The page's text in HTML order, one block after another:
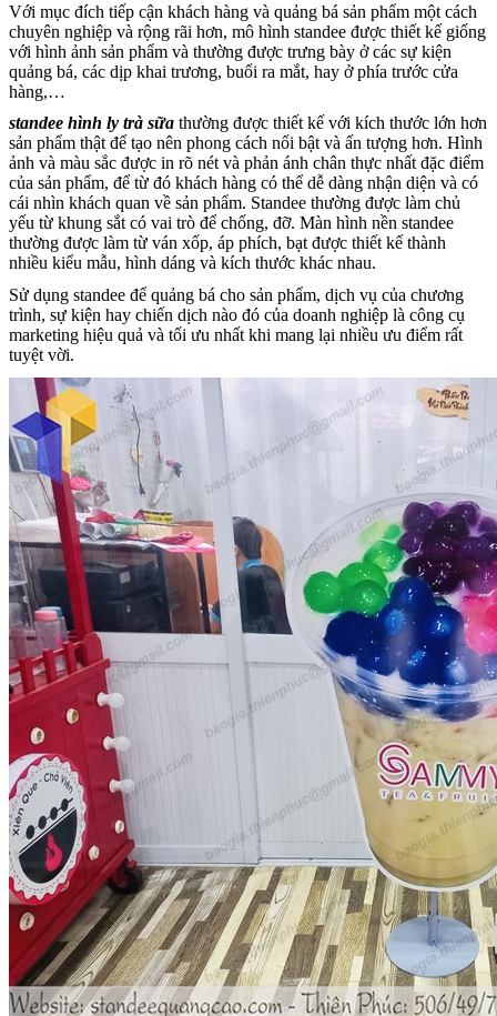
Với mục đích tiếp cận khách hàng và quảng bá sản phẩm một cách
chuyên nghiệp và rộng rãi hơn, mô hình standee được thiết kế giống
với hình ảnh sản phẩm và thường được trưng bày ở các sự kiện
quảng bá, các dịp khai trương, buổi ra mắt, hay ở phía trước cửa
hàng,…
standee hình ly trà sữa thường được thiết kế với kích thước lớn hơn
sản phẩm thật để tạo nên phong cách nổi bật và ấn tượng hơn. Hình
ảnh và màu sắc được in rõ nét và phản ánh chân thực nhất đặc điểm
của sản phẩm, để từ đó khách hàng có thể dễ dàng nhận diện và có
cái nhìn khách quan về sản phẩm. Standee thường được làm chủ
yếu từ khung sắt có vai trò để chống, đỡ. Màn hình nền standee
thường được làm từ ván xốp, áp phích, bạt được thiết kế thành
nhiều kiểu mẫu, hình dáng và kích thước khác nhau.
Sử dụng standee để quảng bá cho sản phẩm, dịch vụ của chương
trình, sự kiện hay chiến dịch nào đó của doanh nghiệp là công cụ
marketing hiệu quả và tối ưu nhất khi mang lại nhiều ưu điểm rất
tuyệt vời.